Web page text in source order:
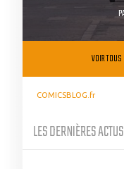
VOIR
COMICSBLOG.fr
LES DERNIÈRES ACTUS